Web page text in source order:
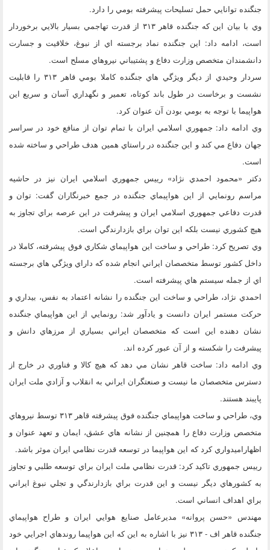
جنگنده توانايي حمل تسليحات پيشرفته بومي را دارد.
وي با بيان اين كه جنگنده قاهر ۳۱۳ از قدرت تهاجمي بسيار بالايي برخوردار
است، ادامه داد: اين جنگنده نماد برجسته اي از نبوغ، خلاقيت و جسارت
دانشمندان متخصص وزارت دفاع و پشتيباني نيروهاي مسلح است.
سردار وحيدي از ديگر ويژگي هاي جنگنده كاملا بومي قاهر ۳۱۳ را قابليت
نشست و برخاست در طول باند كوتاه، تعمير و نگهداري آسان و سريع اين
هواپيما با توجه به بومي بودن آن عنوان كرد.
وي ادامه داد: جمهوري اسلامي ايران با تمام توان از منافع خود در سراسر
جهان دفاع مي كند و اين جنگنده در راستاي همين هدف طراحي و ساخته شده
است.
دكتر «محمود احمدي نژاد» رييس جمهوري اسلامي ايران نيز در حاشيه
مراسم رونمايي از اين هواپيماي جنگنده در جمع خبرنگاران گفت: توان و
قدرت دفاعي جمهوري اسلامي ايران و پيشرفت در اين عرصه براي تجاوز به
هيچ كشوري نيست بلكه اين توان براي بازدارندگي است.
وي تصريح كرد: طراحي و ساخت اين هواپيماي شكاري فوق پيشرفته، كاملا در
داخل كشور توسط متخصصان ايراني انجام شده كه داراي ويژگي هاي برجسته
اي از جمله سيستم هاي پيشرفته است.
احمدي نژاد، طراحي و ساخت اين جنگنده را نشانه اعتماد به نفس، بيداري و
حركت مستمر ايران دانست و يادآور شد: رونمايي از اين هواپيماي جنگنده
نشان دهنده اين است كه متخصصان ايراني بسياري از مرزهاي دانش و
پيشرفت را شكسته و از آن عبور كرده اند.
وي ادامه داد: ساخت قاهر نشان مي دهد كه هيچ كالا و فناوري در خارج از
دسترس متخصصان ما نيست و صنعتگران ايراني به انقلاب و آزادي ملت ايران
پايبند هستند.
وي، طراحي و ساخت هواپيماي جنگنده فوق پيشرفته قاهر ۳۱۳ توسط نيروهاي
متخصص وزارت دفاع را همچنين از نشانه هاي عشق، ايمان و تعهد عنوان و
اظهاراميدواري كرد كه اين هواپيما در توسعه قدرت نظامي ايران موثر باشد.
رييس جمهوري تاكيد كرد: قدرت نظامي ملت ايران براي توسعه طلبي و تجاوز
به كشورهاي ديگر نيست و اين قدرت براي بازدارندگي و تجلي نبوغ ايراني
براي اهداف انساني است.
مهندس «حسن پروانه» مديرعامل صنايع هوايي ايران و طراح هواپيماي
جنگنده قاهر اف - ۳۱۳ نيز با اشاره به اين كه اين هواپيما روندهاي اجرايي خود